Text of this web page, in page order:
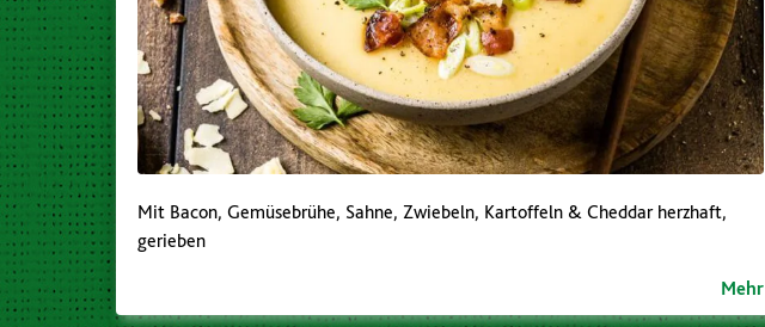
Mit Bacon, Gemüsebrühe, Sahne, Zwiebeln, Kartoffeln & Cheddar herzhaft,
gerieben
Mehr